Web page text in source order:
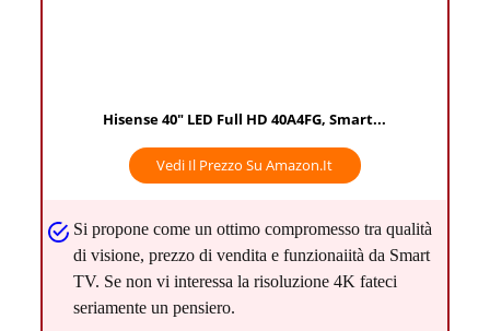
Hisense 40" LED Full HD 40A4FG, Smart...
Vedi Il Prezzo Su Amazon.it
Si propone come un ottimo compromesso tra qualità
di visione, prezzo di vendita e funzionaiità da Smart
TV. Se non vi interessa la risoluzione 4K fateci
seriamente un pensiero.